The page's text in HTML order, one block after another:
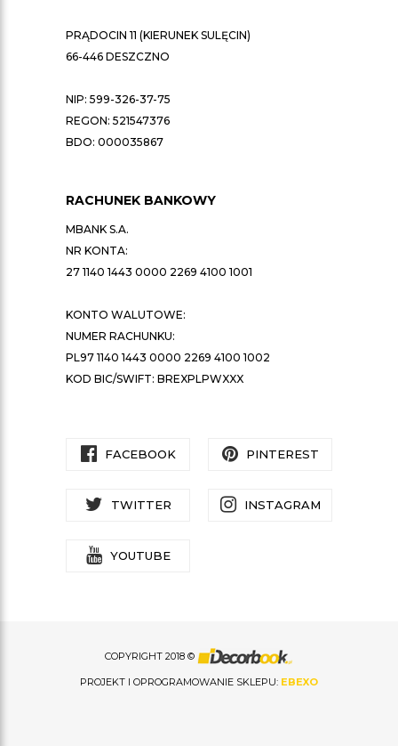
PRĄDOCIN 11 (KIERUNEK SULĘCIN)
66-446 DESZCZNO
NIP: 599-326-37-75
REGON: 521547376
BDO: 000035867
RACHUNEK BANKOWY
MBANK S.A.
NR KONTA:
27 1140 1443 0000 2269 4100 1001
KONTO WALUTOWE:
NUMER RACHUNKU:
PL97 1140 1443 0000 2269 4100 1002
KOD BIC/SWIFT: BREXPLPWXXX
FACEBOOK PINTEREST
TWITTER INSTAGRAM
YOUTUBE
COPYRIGHT 2018 ©
PROJEKT I OPROGRAMOWANIE SKLEPU: EBEXO